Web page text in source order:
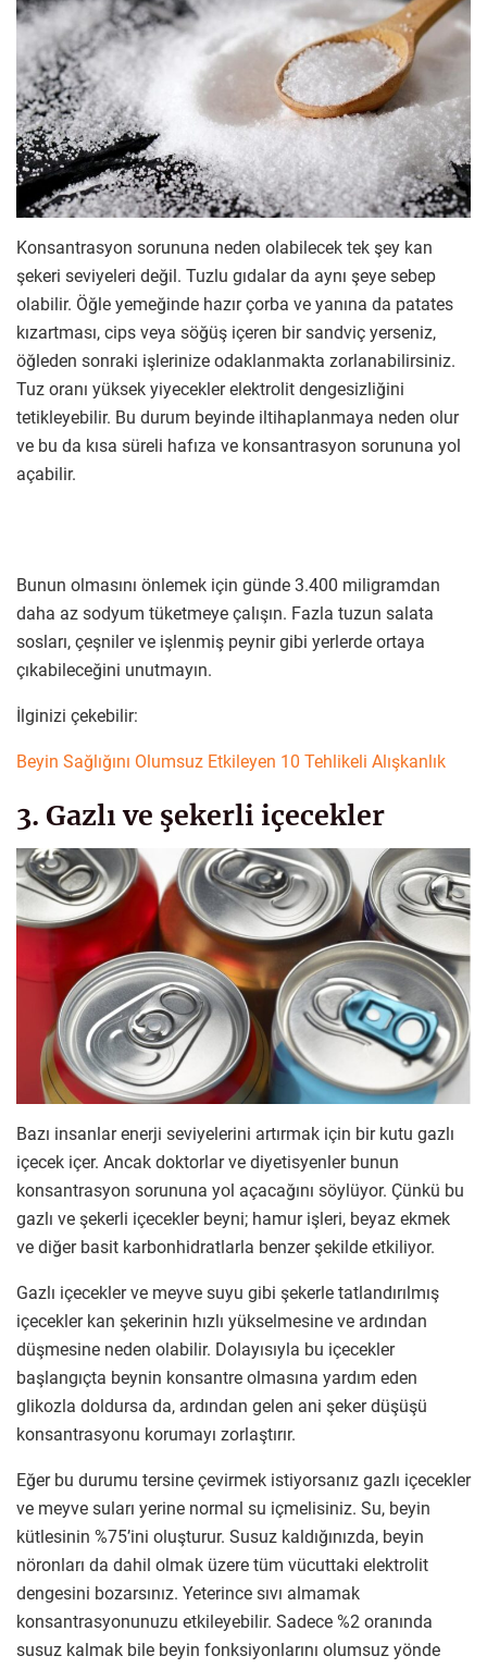
Konsantrasyon sorununa neden olabilecek tek şey kan
şekeri seviyeleri değil. Tuzlu gıdalar da aynı şeye sebep
olabilir. Öğle yemeğinde hazır çorba ve yanına da patates
kızartması, cips veya söğüş içeren bir sandviç yerseniz,
öğleden sonraki işlerinize odaklanmakta zorlanabilirsiniz.
Tuz oranı yüksek yiyecekler elektrolit dengesizliğini
tetikleyebilir. Bu durum beyinde iltihaplanmaya neden olur
ve bu da kısa süreli hafıza ve konsantrasyon sorununa yol
açabilir.
Bunun olmasını önlemek için günde 3.400 miligramdan
daha az sodyum tüketmeye çalışın. Fazla tuzun salata
sosları, çeşniler ve işlenmiş peynir gibi yerlerde ortaya
çıkabileceğini unutmayın.
İlginizi çekebilir:
Beyin Sağlığını Olumsuz Etkileyen 10 Tehlikeli Alışkanlık
3. Gazlı ve şekerli içecekler
Bazı insanlar enerji seviyelerini artırmak için bir kutu gazlı
içecek içer. Ancak doktorlar ve diyetisyenler bunun
konsantrasyon sorununa yol açacağını söylüyor. Çünkü bu
gazlı ve şekerli içecekler beyni; hamur işleri, beyaz ekmek
ve diğer basit karbonhidratlarla benzer şekilde etkiliyor.
Gazlı içecekler ve meyve suyu gibi şekerle tatlandırılmış
içecekler kan şekerinin hızlı yükselmesine ve ardından
düşmesine neden olabilir. Dolayısıyla bu içecekler
başlangıçta beynin konsantre olmasına yardım eden
glikozla doldursa da, ardından gelen ani şeker düşüşü
konsantrasyonu korumayı zorlaştırır.
Eğer bu durumu tersine çevirmek istiyorsanız gazlı içecekler
ve meyve suları yerine normal su içmelisiniz. Su, beyin
kütlesinin %75’ini oluşturur. Susuz kaldığınızda, beyin
nöronları da dahil olmak üzere tüm vücuttaki elektrolit
dengesini bozarsınız. Yeterince sıvı almamak
konsantrasyonunuzu etkileyebilir. Sadece %2 oranında
susuz kalmak bile beyin fonksiyonlarını olumsuz yönde